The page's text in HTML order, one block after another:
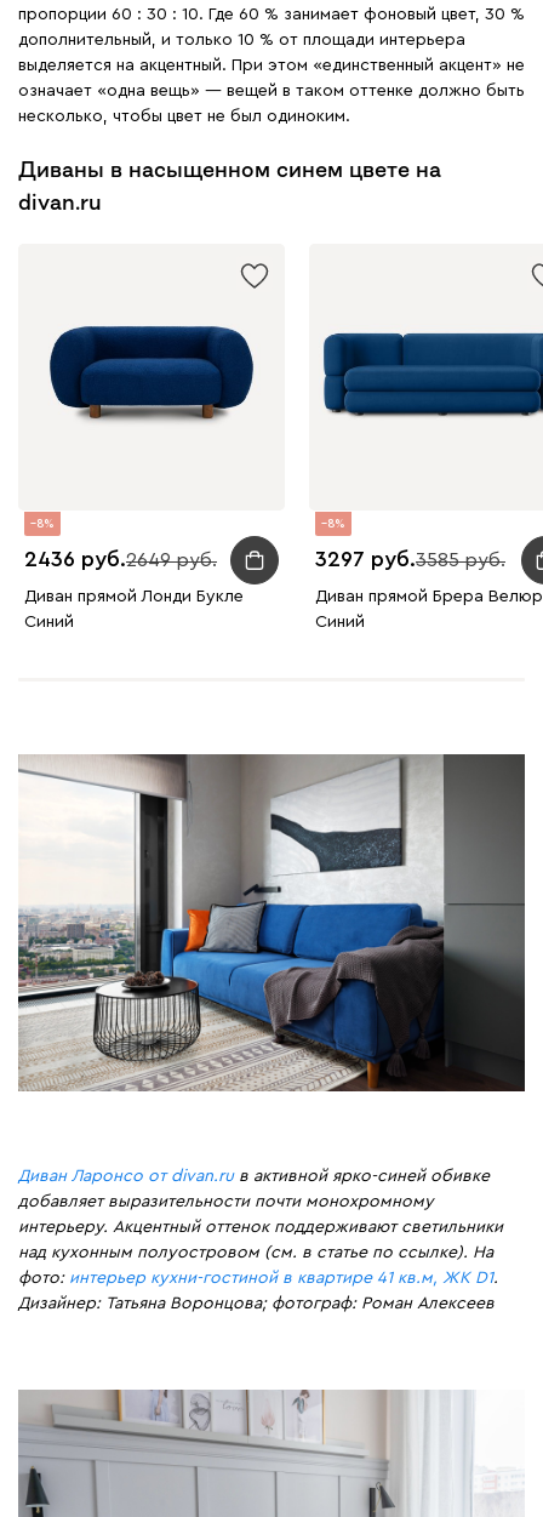
пропорции 60 : 30 : 10. Где 60 % занимает фоновый цвет, 30 %
дополнительный, и только 10 % от площади интерьера
выделяется на акцентный. При этом «единственный акцент» не
означает «одна вещь» — вещей в таком оттенке должно быть
несколько, чтобы цвет не был одиноким.
Диваны в насыщенном синем цвете на
divan.ru
8
2436 2649
Диван прямой Лонди Букле
Синий
8
3297 3585
Диван прямой Брера Велюр
Синий
Диван Ларонсо от divan.ruв активной ярко-синей обивке
добавляет выразительности почти монохромному
интерьеру. Акцентный оттенок поддерживают светильники
над кухонным полуостровом (см. в статье по ссылке). На
фото: интерьер кухни-гостиной в квартире 41 кв.м, ЖК D1.
Дизайнер: Татьяна Воронцова; фотограф: Роман Алексеев